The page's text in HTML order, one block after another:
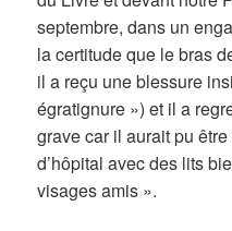
septembre, dans un
la certitude que le bras
il a reçu une blessure
égratignure ») et il a
grave car il aurait pu
d’hôpital avec des lits
visages amis ».